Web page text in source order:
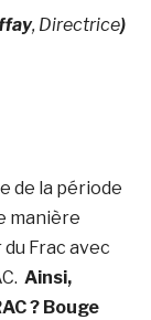
, Directrice)
de la période
manière
Frac avec
Ainsi,
? Bouge